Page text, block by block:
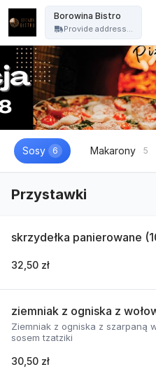
Borowina Bistro
Provide address...
Sosy 6 Makarony 5
Przystawki
skrzydełka panierowane
32,50 zł
ziemniak z ogniska z
Ziemniak z ogniska z szarpaną
sosem tzatziki
30,50 zł